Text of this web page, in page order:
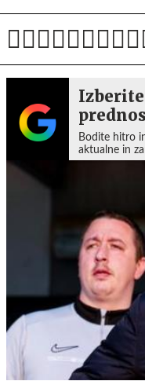
Bodite hitro
aktualne in